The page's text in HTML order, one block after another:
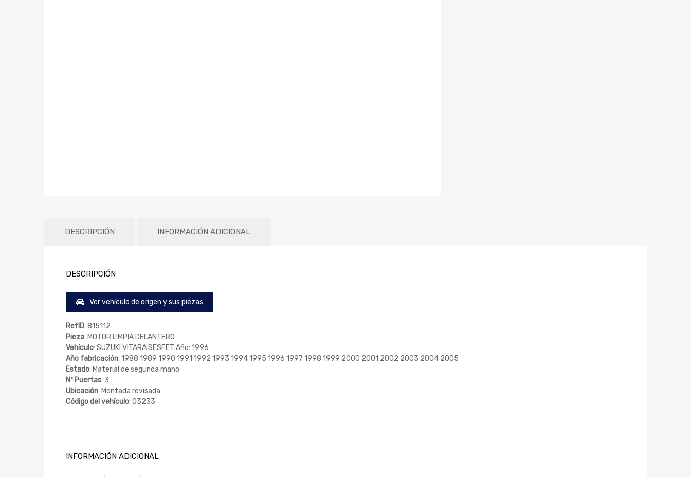
DESCRIPCIÓN INFORMACIÓN ADICIONAL
DESCRIPCIÓN
Ver vehículo de origen y sus piezas
RefID: 815112
Pieza: MOTOR LIMPIA DELANTERO
Vehículo: SUZUKI VITARA SESFET Año: 1996
Año fabricación: 1988 1989 1990 1991 1992 1993 1994 1995 1996 1997 1998 1999 2000 2001 2002 2003 2004 2005
Estado: Material de segunda mano
Nº Puertas: 3
Ubicación: Montada revisada
Código del vehículo: 03233
INFORMACIÓN ADICIONAL